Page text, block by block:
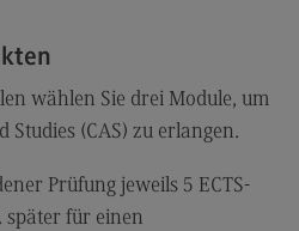
wählen Sie drei Module, um
Studies (CAS) zu erlangen.
Prüfung jeweils 5 ECTS-
später für einen